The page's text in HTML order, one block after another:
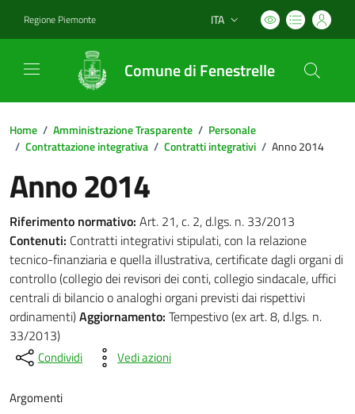
Regione Piemonte Lingua attiva:
ITA
Comune di Fenestrelle
Home / Amministrazione Trasparente / Personale
/ Contrattazione integrativa / Contratti integrativi / Anno 2014
Anno 2014
Riferimento normativo: Art. 21, c. 2, d.lgs. n. 33/2013
Contenuti: Contratti integrativi stipulati, con la relazione
tecnico-finanziaria e quella illustrativa, certificate dagli organi di
controllo (collegio dei revisori dei conti, collegio sindacale, uffici
centrali di bilancio o analoghi organi previsti dai rispettivi
ordinamenti)Aggiornamento: Tempestivo (ex art. 8, d.lgs. n.
33/2013)
Condividi Vedi azioni
Argomenti